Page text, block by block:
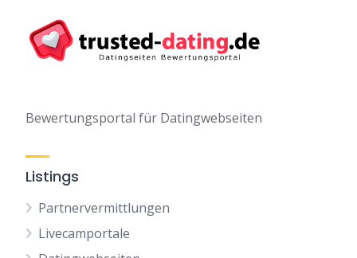
Bewertungsportal für Datingwebseiten
Listings
Partnervermittlungen
Livecamportale